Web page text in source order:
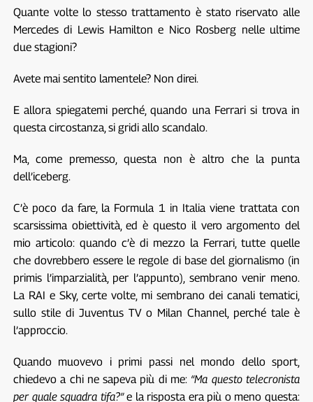
Quante volte lo stesso trattamento è stato riservato alle
Mercedes di Lewis Hamilton e Nico Rosberg nelle ultime
due stagioni?
Avete mai sentito lamentele? Non direi.
E allora spiegatemi perché, quando una Ferrari si trova in
questa circostanza, si gridi allo scandalo.
Ma, come premesso, questa non è altro che la punta
dell’iceberg.
C’è poco da fare, la Formula 1 in Italia viene trattata con
scarsissima obiettività, ed è questo il vero argomento del
mio articolo: quando c’è di mezzo la Ferrari, tutte quelle
che dovrebbero essere le regole di base del giornalismo (in
primis l’imparzialità, per l’appunto), sembrano venir meno.
La RAI e Sky, certe volte, mi sembrano dei canali tematici,
sullo stile di Juventus TV o Milan Channel, perché tale è
l’approccio.
Quando muovevo i primi passi nel mondo dello sport,
chiedevo a chi ne sapeva più di me: “Ma questo telecronista
per quale squadra tifa?”e la risposta era più o meno questa: